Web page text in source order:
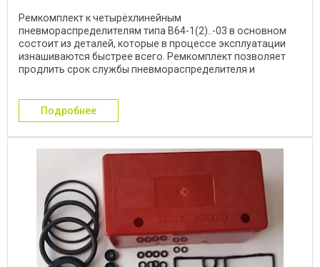
Ремкомплект к четырёхлинейным
пневмораспределителям типа В64-1(2)..-03 в основном
состоит из деталей, которые в процессе эксплуатации
изнашиваются быстрее всего. Ремкомплект позволяет
продлить срок службы пневмораспределителя и
подробнее